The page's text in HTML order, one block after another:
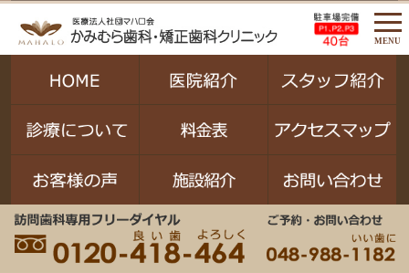
MENU